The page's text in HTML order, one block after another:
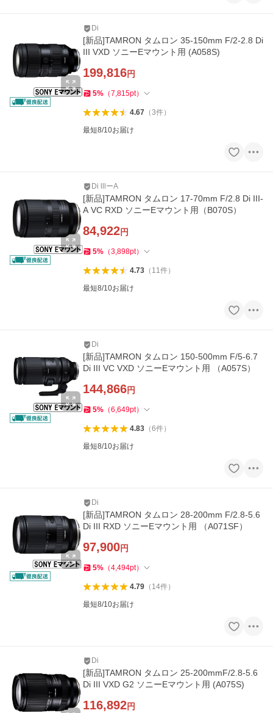
Di
[新品]TAMRON タムロン 35-150mm F/2-2.8 Di
III VXD ソニーEマウント用 (A058S)
199,816円
5% （7,815pt）
4.67（3件）
最短8/10お届け
Di lllーA
[新品]TAMRON タムロン 17-70mm F/2.8 Di III-
A VC RXD ソニーEマウント用（B070S）
84,922円
5% （3,898pt）
4.73（ 11件）
最短8/10お届け
Di
[新品]TAMRON タムロン 150-500mm F/5-6.7
Di III VC VXD ソニーEマウント用 （A057S）
144,866円
5% （6,649pt）
4.83（6件）
最短8/10お届け
Di
[新品]TAMRON タムロン 28-200mm F/2.8-5.6
Di III RXD ソニーEマウント用 （A071SF）
97,900円
5% （4,494pt）
4.79（ 14件）
最短8/10お届け
Di
[新品]TAMRON タムロン 25-200mmF/2.8-5.6
Di III VXD G2 ソニーEマウント用 (A075S)
116,892円